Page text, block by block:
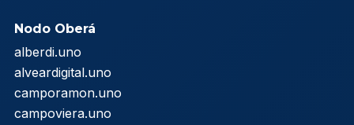
Nodo Oberá
alberdi.uno
alveardigital.uno
camporamon.uno
campoviera.uno